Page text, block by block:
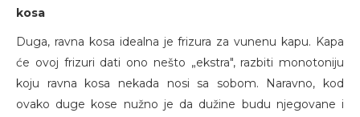
kosa
Duga, ravna kosa idealna je frizura za vunenu kapu. Kapa
će ovoj frizuri dati ono nešto „ekstra", razbiti monotoniju
koju ravna kosa nekada nosi sa sobom. Naravno, kod
ovako duge kose nužno je da dužine budu njegovane i